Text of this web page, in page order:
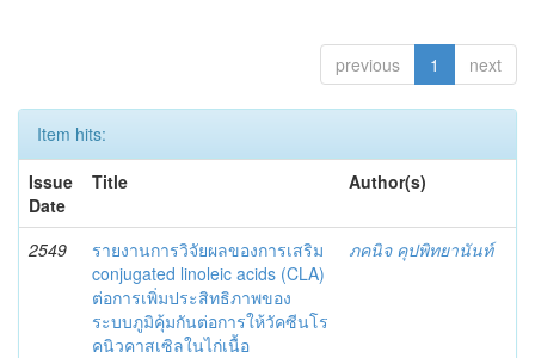
previous 1 next
Item hits:
Issue
Date
Title Author(s)
2549
รายงานการวิจัยผลของการเสริม
conjugated linoleic acids (CLA)
ต่อการเพิ่มประสิทธิภาพของ
ระบบภูมิคุ้มกันต่อการให้วัคซีนโร
คนิวคาสเซิลในไก่เนื้อ
ภคนิจ คุปพิทยานันท์